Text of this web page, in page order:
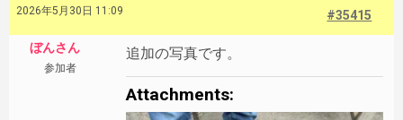
2026年5月30日 11:09 #35415
ぼんさん
参加者
追加の写真です。
Attachments: